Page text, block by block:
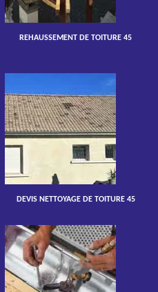
REHAUSSEMENT DE TOITURE 45
DEVIS NETTOYAGE DE TOITURE 45